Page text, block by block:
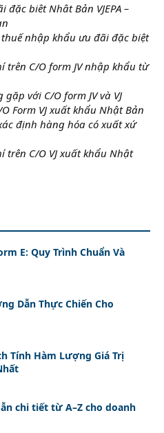
biêt Nhât Bản VJEPA –
nhập khẩu ưu đãi đặc biệt
trên C/O form JV nhập khẩu từ
với C/O form JV và VJ
Form VJ xuất khẩu Nhật Bản
định hàng hóa có xuất xứ
trên C/O VJ xuất khẩu Nhật
E: Quy Trình Chuẩn Và
Dẫn Thực Chiến Cho
Tính Hàm Lượng Giá Trị
chi tiết từ A–Z cho doanh